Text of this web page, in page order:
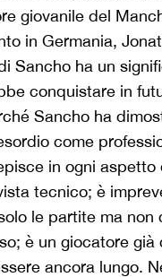
giovanile del
in Germania,
Sancho ha un
conquistare in
Sancho ha
come
in ogni
tecnico; è
le partite ma non
è un giocatore
ancora lungo.